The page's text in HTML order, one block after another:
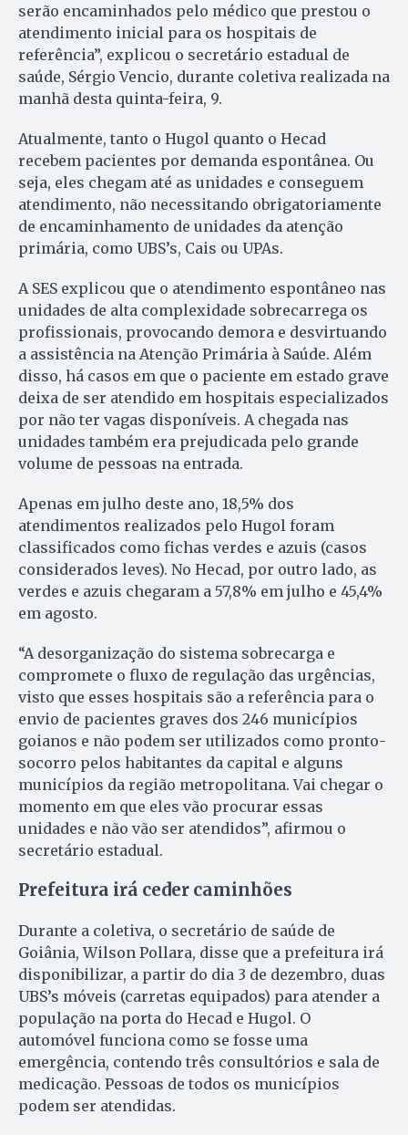
serão encaminhados pelo médico que prestou o
atendimento inicial para os hospitais de
referência”, explicou o secretário estadual de
saúde, Sérgio Vencio, durante coletiva realizada na
manhã desta quinta-feira, 9.
Atualmente, tanto o Hugol quanto o Hecad
recebem pacientes por demanda espontânea. Ou
seja, eles chegam até as unidades e conseguem
atendimento, não necessitando obrigatoriamente
de encaminhamento de unidades da atenção
primária, como UBS’s, Cais ou UPAs.
A SES explicou que o atendimento espontâneo nas
unidades de alta complexidade sobrecarrega os
profissionais, provocando demora e desvirtuando
a assistência na Atenção Primária à Saúde. Além
disso, há casos em que o paciente em estado grave
deixa de ser atendido em hospitais especializados
por não ter vagas disponíveis. A chegada nas
unidades também era prejudicada pelo grande
volume de pessoas na entrada.
Apenas em julho deste ano, 18,5% dos
atendimentos realizados pelo Hugol foram
classificados como fichas verdes e azuis (casos
considerados leves). No Hecad, por outro lado, as
verdes e azuis chegaram a 57,8% em julho e 45,4%
em agosto.
“A desorganização do sistema sobrecarga e
compromete o fluxo de regulação das urgências,
visto que esses hospitais são a referência para o
envio de pacientes graves dos 246 municípios
goianos e não podem ser utilizados como pronto-
socorro pelos habitantes da capital e alguns
municípios da região metropolitana. Vai chegar o
momento em que eles vão procurar essas
unidades e não vão ser atendidos”, afirmou o
secretário estadual.
Prefeitura irá ceder caminhões
Durante a coletiva, o secretário de saúde de
Goiânia, Wilson Pollara, disse que a prefeitura irá
disponibilizar, a partir do dia 3 de dezembro, duas
UBS’s móveis (carretas equipados) para atender a
população na porta do Hecad e Hugol. O
automóvel funciona como se fosse uma
emergência, contendo três consultórios e sala de
medicação. Pessoas de todos os municípios
podem ser atendidas.